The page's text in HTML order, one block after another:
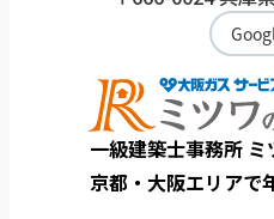
一級建築士事務所
京都・大阪エリアで